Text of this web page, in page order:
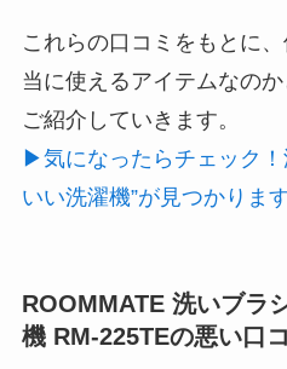
これらの口コミをもとに
当に使えるアイテムなの
ご紹介していきます。
▶気になったらチェック
いい洗濯機”が見つかります
ROOMMATE 洗いブラ
機 RM-225TEの悪い口